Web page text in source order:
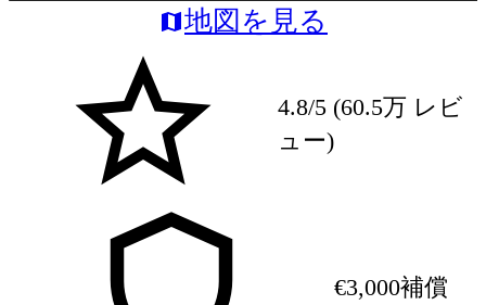
地図を見る
4.8/5 (60.5万 レビ
ュー)
€3,000補償